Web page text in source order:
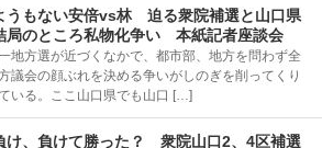
うもない安倍vs林 迫る衆院補選と山口県
のところ私物化争い 本紙記者座談会
地方選が近づくなかで、都市部、地方を問わず全
議会の顔ぶれを決める争いがしのぎを削ってくり
いる。ここ山口県でも山口 […]
け、負けて勝った？ 衆院山口2、4区補選